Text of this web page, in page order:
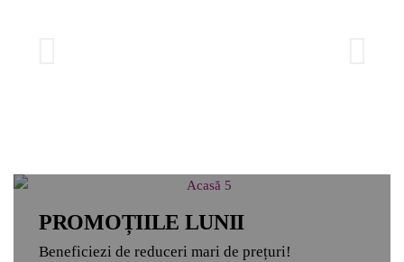
PROMOȚIILE LUNII
Beneficiezi de reduceri mari de prețuri!